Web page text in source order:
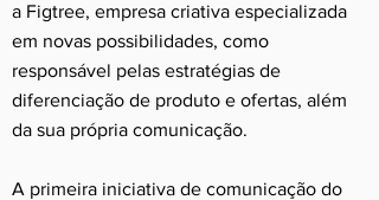
a Figtree, empresa criativa especializada
em novas possibilidades, como
responsável pelas estratégias de
diferenciação de produto e ofertas, além
da sua própria comunicação.
A primeira iniciativa de comunicação do